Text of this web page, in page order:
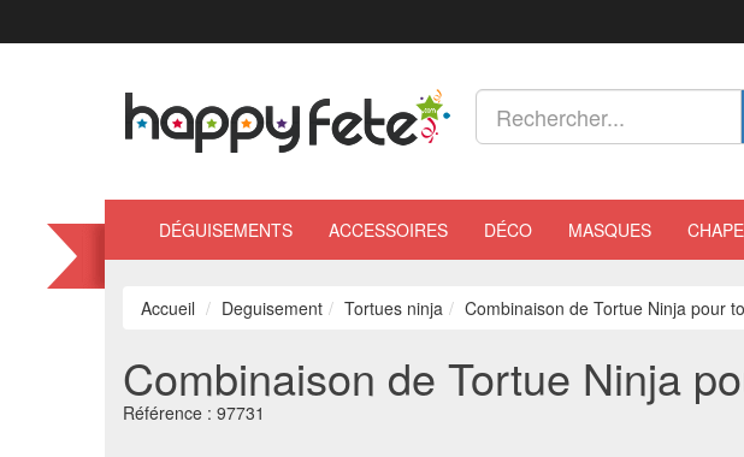
DÉGUISEMENTS ACCESSOIRES DÉCO MASQUES
Accueil Deguisement Tortues ninja Combinaison de Tortue Ninja pour
Combinaison de Tortue Ninja
Référence : 97731